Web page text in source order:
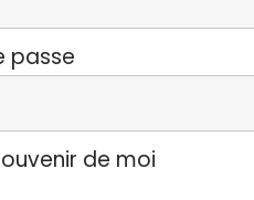
passe
de moi